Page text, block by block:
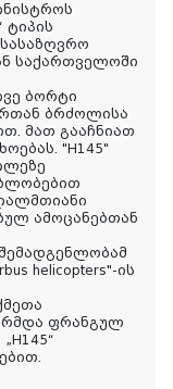
ტიპის
საქართველოში
ბორტი
ბრძოლისა
მათ გააჩნიათ
"H145"
ამოცანებთან
helicopters"-ის
ფრანგულ